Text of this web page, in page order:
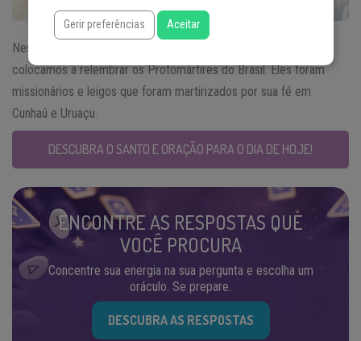
Nesta data, ao falarmos do
colocamos a relembrar os Protomártires do Brasil. Eles foram
missionários e leigos que foram martirizados por sua fé em
Cunhaú e Uruaçu.
DESCUBRA O SANTO E ORAÇÃO PARA O DIA DE HOJE!
ENCONTRE AS RESPOSTAS QUE
VOCÊ PROCURA
Concentre sua energia na sua pergunta e escolha um
oráculo. Se prepare.
DESCUBRA AS RESPOSTAS
Gerir preferências Aceitar